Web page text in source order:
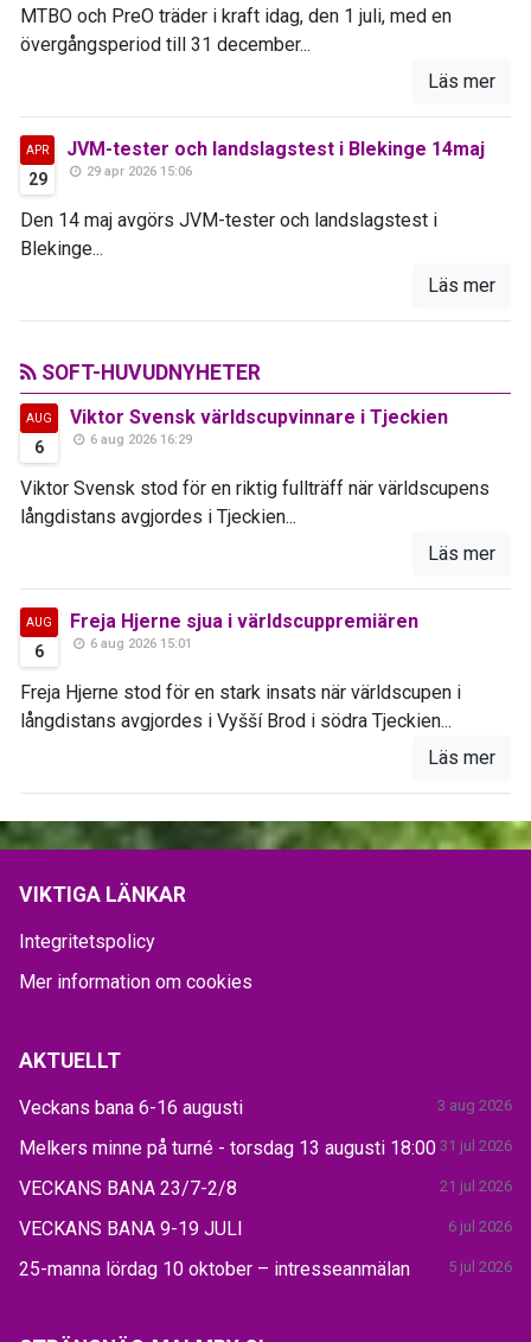
MTBO och PreO träder i kraft idag, den 1 juli, med en
övergångsperiod till 31 december...
Läs mer
APR
29
JVM-tester och landslagstest i Blekinge 14maj
29 apr 2026 15:06
Den 14 maj avgörs JVM-tester och landslagstest i
Blekinge...
Läs mer
SOFT-HUVUDNYHETER
AUG
6
Viktor Svensk världscupvinnare i Tjeckien
6 aug 2026 16:29
Viktor Svensk stod för en riktig fullträff när världscupens
långdistans avgjordes i Tjeckien...
Läs mer
AUG
6
Freja Hjerne sjua i världscuppremiären
6 aug 2026 15:01
Freja Hjerne stod för en stark insats när världscupen i
långdistans avgjordes i Vyšší Brod i södra Tjeckien...
Läs mer
VIKTIGA LÄNKAR
Integritetspolicy
Mer information om cookies
AKTUELLT
Veckans bana 6-16 augusti 3 aug 2026
Melkers minne på turné - torsdag 13 augusti 18:00 31 jul 2026
VECKANS BANA 23/7-2/8 21 jul 2026
VECKANS BANA 9-19 JULI 6 jul 2026
25-manna lördag 10 oktober – intresseanmälan 5 jul 2026